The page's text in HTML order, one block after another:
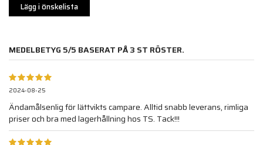
Lägg i önskelista
MEDELBETYG 5/5 BASERAT PÅ3 ST RÖSTER.
2024-08-25
Ändamålsenlig för lättvikts campare. Alltid snabb leverans, rimliga
priser och bra med lagerhållning hos TS. Tack!!!